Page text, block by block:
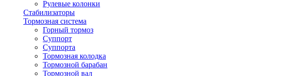
Рулевые колонки
Стабилизаторы
Тормозная система
Горный тормоз
Суппорт
Суппорта
Тормозная колодка
Тормозной барабан
Тормозной вал